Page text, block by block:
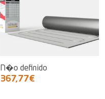
N�o definido
367,77€